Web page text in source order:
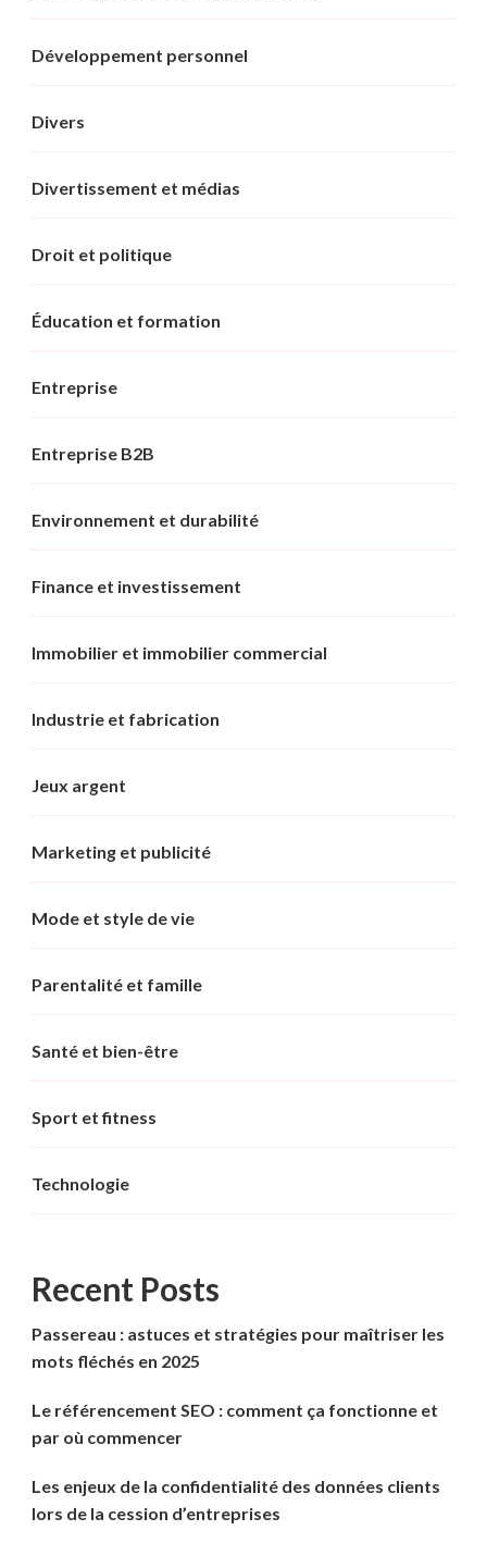
Développement personnel
Divers
Divertissement et médias
Droit et politique
Éducation et formation
Entreprise
Entreprise B2B
Environnement et durabilité
Finance et investissement
Immobilier et immobilier commercial
Industrie et fabrication
Jeux argent
Marketing et publicité
Mode et style de vie
Parentalité et famille
Santé et bien-être
Sport et fitness
Technologie
Recent Posts
Passereau : astuces et stratégies pour maîtriser les
mots fléchés en 2025
Le référencement SEO : comment ça fonctionne et
par où commencer
Les enjeux de la confidentialité des données clients
lors de la cession d’entreprises